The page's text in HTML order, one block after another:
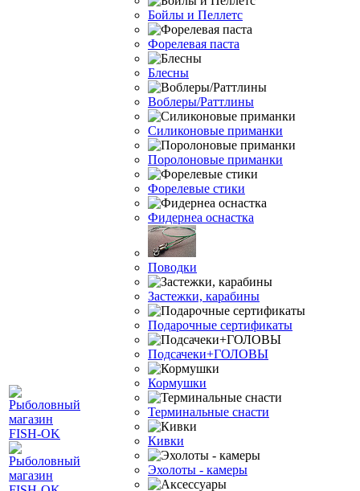
Бойлы и Пеллетс
Форелевая паста
Блесны
Воблеры/Раттлины
Силиконовые приманки
Поролоновые приманки
Форелевые стики
Фидернеа оснастка
Поводки
Застежки, карабины
Подарочные сертификаты
Подсачеки+ГОЛОВЫ
Кормушки
Терминальные снасти
Кивки
Эхолоты - камеры